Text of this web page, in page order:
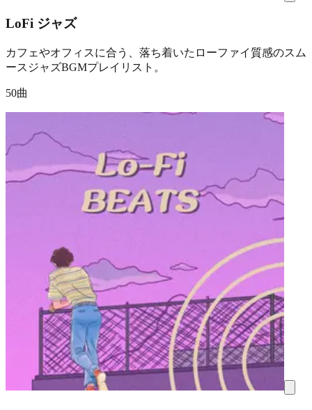
LoFi ジャズ
カフェやオフィスに合う、落ち着いたローファイ質感のスム
ースジャズBGMプレイリスト。
50曲